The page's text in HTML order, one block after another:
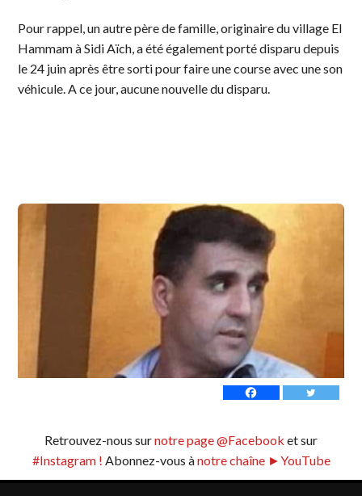
Pour rappel, un autre père de famille, originaire du village El
Hammam à Sidi Aïch, a été également porté disparu depuis
le 24 juin après être sorti pour faire une course avec une son
véhicule. A ce jour, aucune nouvelle du disparu.
Retrouvez-nous surnotre page @Facebook et sur
#Instagram ! Abonnez-vous ànotre chaîne ►YouTube